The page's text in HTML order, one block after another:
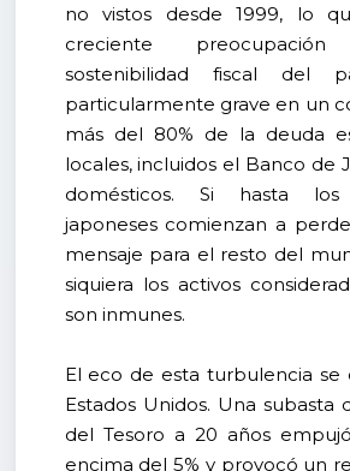
no vistos desde 1999, lo
creciente
sostenibilidad fiscal del
particularmente grave en un
más del 80% de la deuda
locales, incluidos el Banco de
domésticos. Si hasta los
japoneses comienzan a
mensaje para el resto del
siquiera los activos
son inmunes.
El eco de esta turbulencia se
Estados Unidos. Una subasta
del Tesoro a 20 años
encima del 5% y provocó un